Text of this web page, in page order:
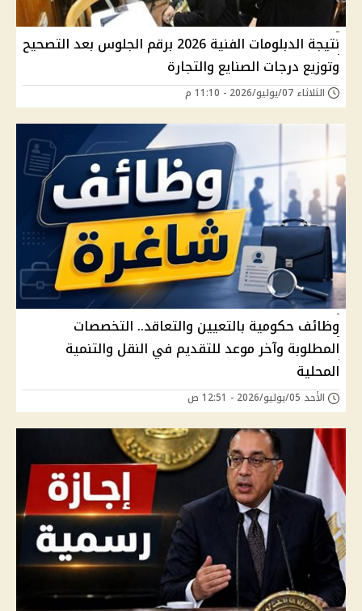
نتيجة الدبلومات الفنية 2026 برقم الجلوس بعد التصحيح
وتوزيع درجات الصنايع والتجارة
الثلاثاء 07/يوليو/2026 - 11:10 م
وظائف حكومية بالتعيين والتعاقد.. التخصصات
المطلوبة وآخر موعد للتقديم في النقل والتنمية
المحلية
الأحد 05/يوليو/2026 - 12:51 ص